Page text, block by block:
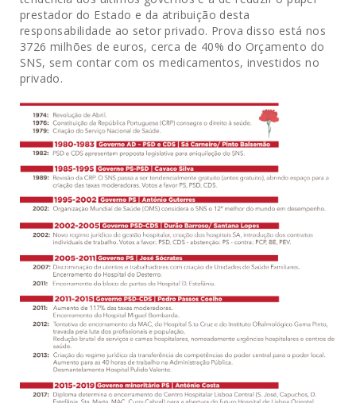
prestador do Estado e da atribuição desta
responsabilidade ao setor privado. Prova disso está nos
3726 milhões de euros, cerca de 40% do Orçamento do
SNS, sem contar com os medicamentos, investidos no
privado.